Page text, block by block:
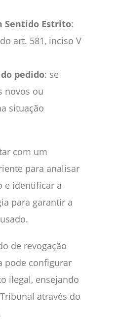
Sentido Estrito:
art. 581, inciso V
pedido: se
novos ou
situação
com um
para analisar
e identificar a
para garantir a
de revogação
pode configurar
ilegal, ensejando
através do